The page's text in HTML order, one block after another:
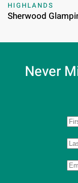
HIGHLANDS
Sherwood
Never